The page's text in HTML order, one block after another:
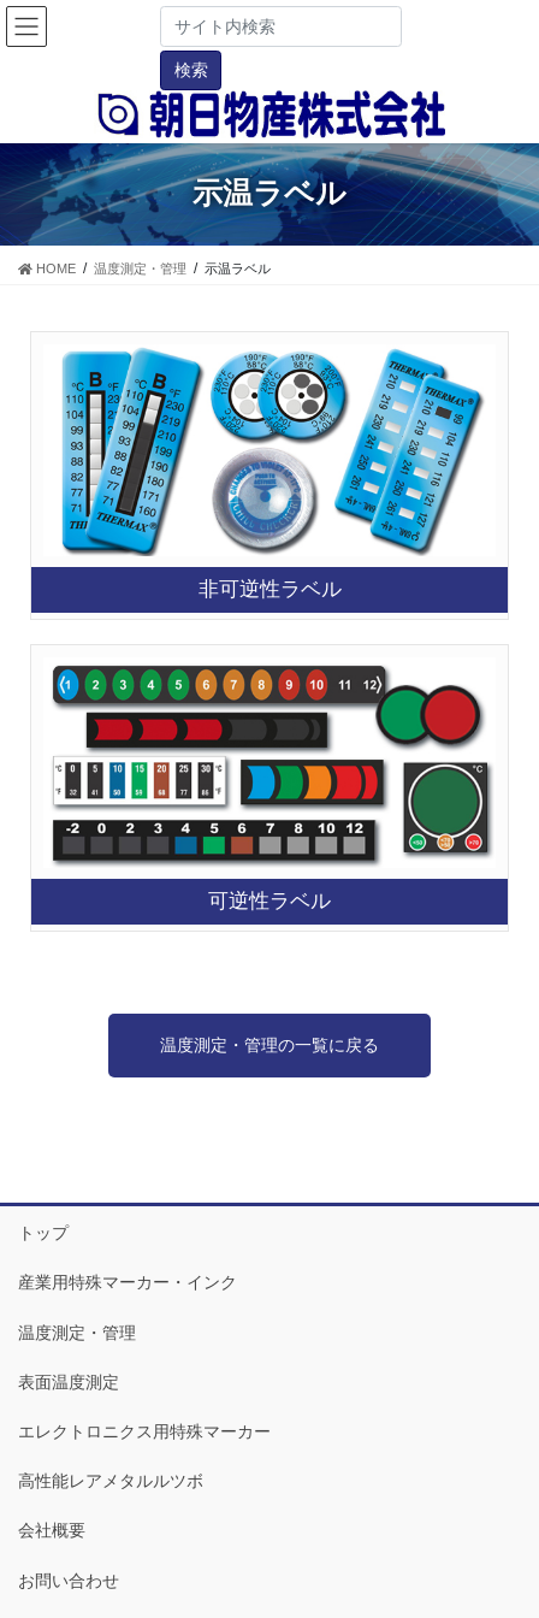
示温ラベル
HOME 温度測定・管理 示温ラベル
非可逆性ラベル
可逆性ラベル
温度測定・管理の一覧に戻る
トップ
産業用特殊マーカー・インク
温度測定・管理
表面温度測定
エレクトロニクス用特殊マーカー
高性能レアメタルルツボ
会社概要
お問い合わせ